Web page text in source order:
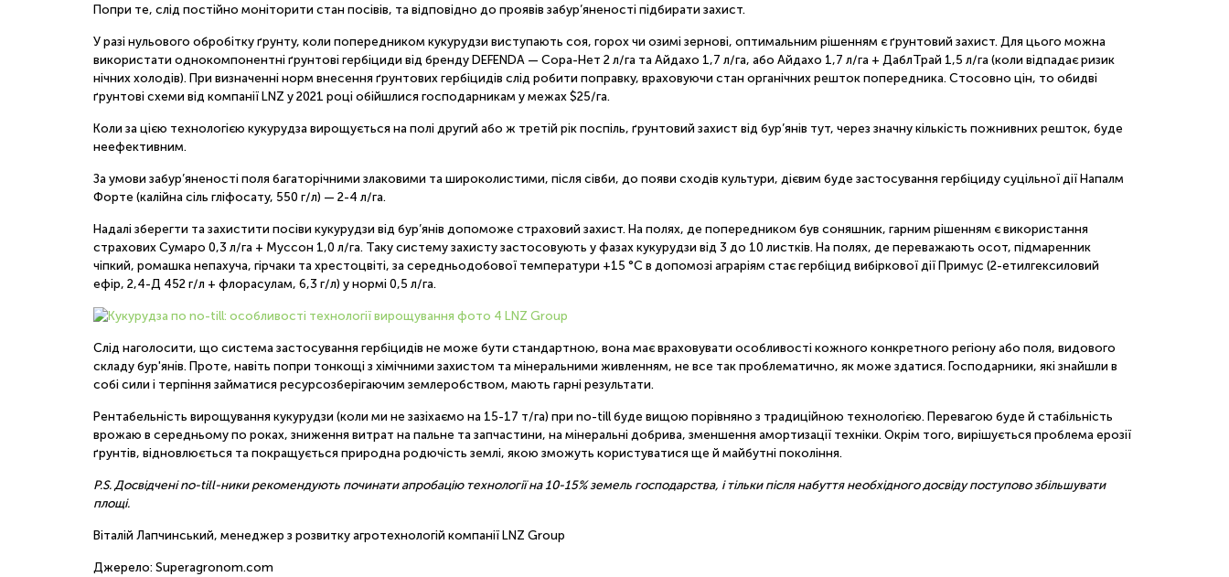
Попри те, слід постійно моніторити стан посівів, та відповідно до проявів забур’яненості підбирати захист.
У разі нульового обробітку ґрунту, коли попередником кукурудзи виступають соя, горох чи озимі зернові, оптимальним рішенням є ґрунтовий захист. Для цього можна
використати однокомпонентні ґрунтові гербіциди від бренду DEFENDA — Сора-Нет 2 л/га та Айдахо 1,7 л/га, або Айдахо 1,7 л/га + ДаблТрай 1,5 л/га (коли відпадає ризик
нічних холодів). При визначенні норм внесення ґрунтових гербіцидів слід робити поправку, враховуючи стан органічних решток попередника. Стосовно цін, то обидві
ґрунтові схеми від компанії LNZ у 2021 році обійшлися господарникам у межах $25/га.
Коли за цією технологією кукурудза вирощується на полі другий або ж третій рік поспіль, ґрунтовий захист від бур’янів тут, через значну кількість пожнивних решток, буде
неефективним.
За умови забур’яненості поля багаторічними злаковими та широколистими, після сівби, до появи сходів культури, дієвим буде застосування гербіциду суцільної дії Напалм
Форте (калійна сіль гліфосату, 550 г/л) — 2-4 л/га.
Надалі зберегти та захистити посіви кукурудзи від бур’янів допоможе страховий захист. На полях, де попередником був соняшник, гарним рішенням є використання
страхових Сумаро 0,3 л/га + Муссон 1,0 л/га. Таку систему захисту застосовують у фазах кукурудзи від 3 до 10 листків. На полях, де переважають осот, підмаренник
чіпкий, ромашка непахуча, гірчаки та хрестоцвіті, за середньодобової температури +15 °С в допомозі аграріям стає гербіцид вибіркової дії Примус (2-етилгексиловий
ефір, 2,4-Д 452 г/л + флорасулам, 6,3 г/л) у нормі 0,5 л/га.
Слід наголосити, що система застосування гербіцидів не може бути стандартною, вона має враховувати особливості кожного конкретного регіону або поля, видового
складу бур'янів. Проте, навіть попри тонкощі з хімічними захистом та мінеральними живленням, не все так проблематично, як може здатися. Господарники, які знайшли в
собі сили і терпіння займатися ресурсозберігаючим землеробством, мають гарні результати.
Рентабельність вирощування кукурудзи (коли ми не зазіхаємо на 15-17 т/га) при no-till буде вищою порівняно з традиційною технологією. Перевагою буде й стабільність
врожаю в середньому по роках, зниження витрат на пальне та запчастини, на мінеральні добрива, зменшення амортизації техніки. Окрім того, вирішується проблема ерозії
ґрунтів, відновлюється та покращується природна родючість землі, якою зможуть користуватися ще й майбутні покоління.
Р.S. Досвідчені no-till-ники рекомендують починати апробацію технології на 10-15% земель господарства, і тільки після набуття необхідного досвіду поступово збільшувати
площі.
Віталій Лапчинський, менеджер з розвитку агротехнологій компанії LNZ Group
Джерело: Superagronom.com